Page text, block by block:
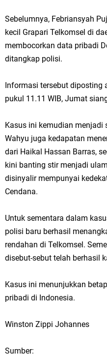
Sebelumnya, Febriansyah
kecil Grapari Telkomsel di
membocorkan data pribadi
ditangkap polisi.
Informasi tersebut diposting
pukul 11.11 WIB, Jumat
Kasus ini kemudian menjadi
Wahyu juga kedapatan
dari Haikal Hassan Barras,
kini banting stir menjadi
disinyalir mempunyai
Cendana.
Untuk sementara dalam
polisi baru berhasil
rendahan di Telkomsel.
disebut-sebut telah berhasil
Kasus ini menunjukkan
pribadi di Indonesia.
Winston Zippi Johannes
Sumber: